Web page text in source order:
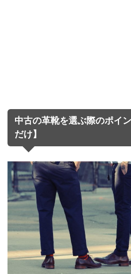
中古の革靴を選ぶ際のポイ
だけ】